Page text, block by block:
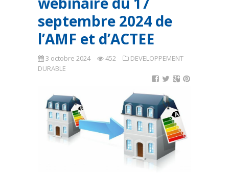
septembre 2024 de
l’AMF et d’ACTEE
3 octobre 2024 452
DEVELOPPEMENT
DURABLE